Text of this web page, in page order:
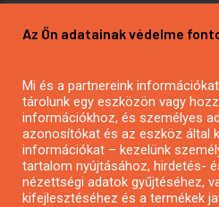
Mezőgazdasági pályázatírás
Pályázatírás civil
Pályázatírás
Pályázatfigyelés
Specifikus pályázatfigyelés
Az Ön adatainak védelme
Mi és a partnereink
tárolunk egy eszközön vagy
információkhoz, és személyes
azonosítókat és az eszköz által
információkat – kezelünk
tartalom nyújtásához, hirdetés-
nézettségi adatok gyűjtéséhez,
kifejlesztéséhez és a termékek